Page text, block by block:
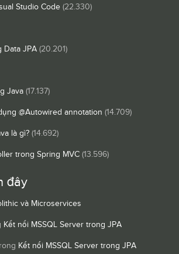
Studio Code (22.330)
Data JPA (20.201)
Java (17.137)
@Autowired annotation (14.709)
là gì? (14.692)
trong Spring MVC (13.596)
đây
và Microservices
Kết nối MSSQL Server trong JPA
Kết nối MSSQL Server trong JPA